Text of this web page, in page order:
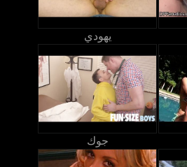
يهودي
جوك